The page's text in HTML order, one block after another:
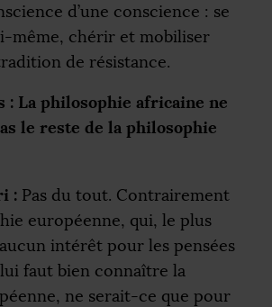
d’une conscience : se
même, chérir et mobiliser
de résistance.
: La philosophie africaine ne
le reste de la philosophie
: Pas du tout. Contrairement
européenne, qui, le plus
aucun intérêt pour les pensées
faut bien connaître la
ne serait-ce que pour